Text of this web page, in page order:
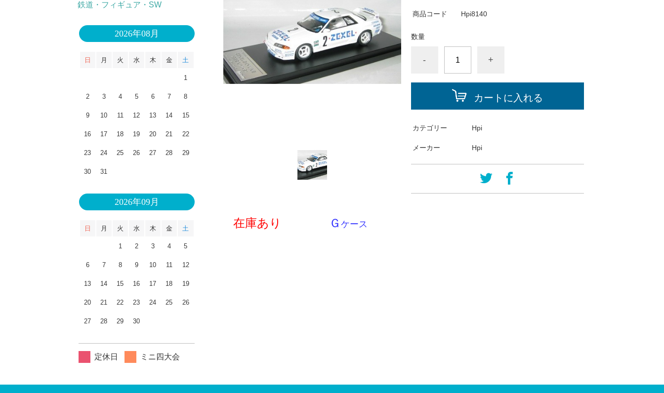
商品コード Hpi8140
数量
- +
カートに入れる
カテゴリー Hpi
メーカー Hpi
在庫あり Ｇ ケース
鉄道・フィギュア・SW
2026年08月
日 月 火 水 木 金 土
1
2 3 4 5 6 7 8
9 10 11 12 13 14 15
16 17 18 19 20 21 22
23 24 25 26 27 28 29
30 31
2026年09月
日 月 火 水 木 金 土
1 2 3 4 5
6 7 8 9 10 11 12
13 14 15 16 17 18 19
20 21 22 23 24 25 26
27 28 29 30
定休日 ミニ四大会